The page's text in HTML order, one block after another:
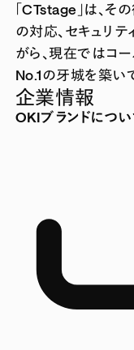
「CTstage」は、そ
の対応、セキュリ
がら、現在ではコー
No.1の牙城を築い
企業情報
OKIブランドにつ